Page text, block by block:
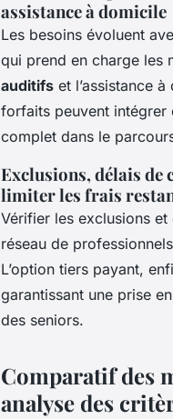
assistance à domicile
Les besoins évoluent
qui prend en charge les
auditifs et l’assistance
forfaits peuvent intégrer
complet dans le
Exclusions, délais de
limiter les frais
Vérifier les exclusions
réseau de
L’option tiers payant,
garantissant une prise
des seniors.
Comparatif des
analyse des